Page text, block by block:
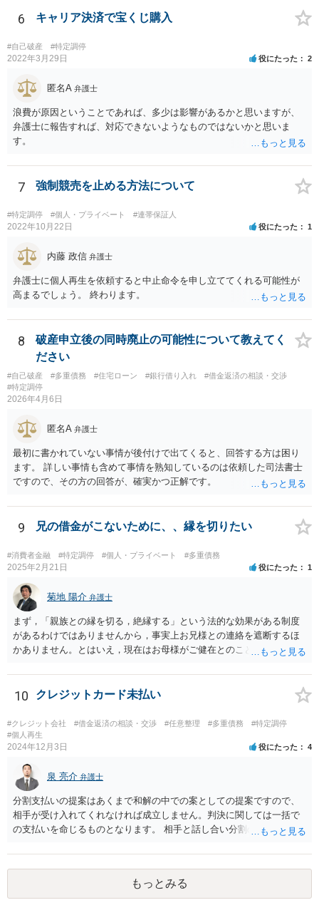
6 キャリア決済で宝くじ購入
#自己破産 #特定調停
2022年3月29日 役にたった 2
匿名A 弁護士
浪費が原因ということであれば、多少は影響があるかと思いますが、
弁護士に報告すれば、対応できないようなものではないかと思いま
す。
7 強制競売を止める方法について
#特定調停 #個人・プライベート #連帯保証人
2022年10月22日 役にたった 1
内藤 政信 弁護士
弁護士に個人再生を依頼すると中止命令を申し立ててくれる可能性が
高まるでしょう。 終わります。
8
破産申立後の同時廃止の可能性について教えてく
ださい
#自己破産 #多重債務 #住宅ローン #銀行借り入れ
#借金返済の相談・交渉
#特定調停
2026年4月6日
匿名A 弁護士
最初に書かれていない事情が後付けで出てくると、回答する方は困り
ます。 詳しい事情も含めて事情を熟知しているのは依頼した司法書士
ですので、その方の回答が、確実かつ正解です。
9 兄の借金がこないために、、縁を切りたい
#消費者金融 #特定調停 #個人・プライベート #多重債務
2025年2月21日 役にたった 1
菊地 陽介 弁護士
まず，「親族との縁を切る，絶縁する」という法的な効果がある制度
があるわけではありませんから，事実上お兄様との連絡を遮断するほ
かありません。とはいえ，現在はお母様がご健在とのことですから，
が終わった後，というようになることが多いでしょう。 一番の御懸念
はお兄様の借金があなたご自身やあなたのご家族に及ぶことかと思い
様のために借金をしたり，お兄様の借入の（連帯）保証人とならない
限り，お兄様の借金についてあなた自身に返済が求められることはあ
りません。 ・お兄様があなたよりも先にお亡くなりになった場合，お
兄様に子がいない場合には，お母様又はその時点でお母様も亡くなら
れていればあなた自身が相続人となります。 この場合には，お兄様
の借金も相続してしまいますから，そうならないように相続放棄の手
続をするべきこととなります。 上述のとおりお兄様との縁を切ると
いう法的な制度がありませんから，ご自身にお兄様の借金が及ばない
ようにするためには以上のように整理をした上で，例えばお兄様から
する，などの対応を個別にとっていくことにならざるを得ないと思い
10 クレジットカード未払い
#クレジット会社 #借金返済の相談・交渉 #任意整理 #多重債務
#特定調停
#個人再生
2024年12月3日 役にたった 4
泉 亮介 弁護士
分割支払いの提案はあくまで和解の中での案としての提案ですので、
相手が受け入れてくれなければ成立しません。判決に関しては一括で
の支払いを命じるものとなります。 相手と話し合い分割の返済に合意
もっとみる